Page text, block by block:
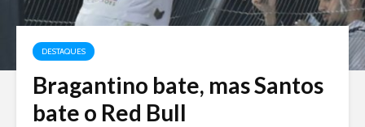
DESTAQUES
Bragantino bate, mas Santos
bate o Red Bull